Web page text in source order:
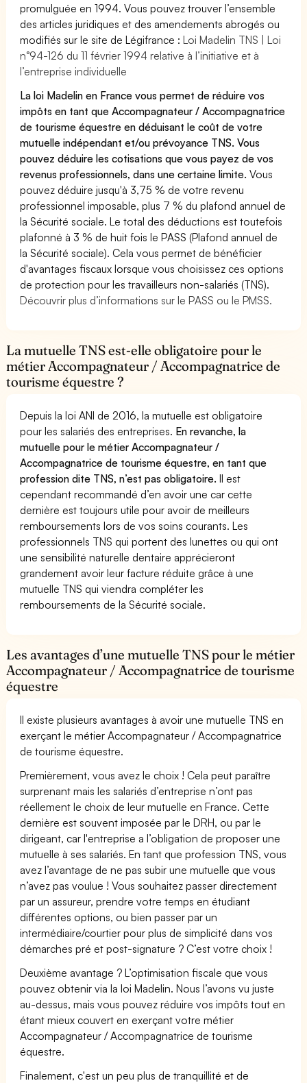
promulguée en 1994. Vous pouvez trouver l’ensemble
des articles juridiques et des amendements abrogés ou
modifiés sur le site de Légifrance :Loi Madelin TNS | Loi
n°94-126 du 11 février 1994 relative à l’initiative et à
l’entreprise individuelle
La loi Madelin en France vous permet de réduire vos
impôts en tant que Accompagnateur / Accompagnatrice
de tourisme équestre en déduisant le coût de votre
mutuelle indépendant et/ou prévoyance TNS. Vous
pouvez déduire les cotisations que vous payez de vos
revenus professionnels, dans une certaine limite.Vous
pouvez déduire jusqu'à 3,75 % de votre revenu
professionnel imposable, plus 7 % du plafond annuel de
la Sécurité sociale. Le total des déductions est toutefois
plafonné à 3 % de huit fois le PASS (Plafond annuel de
la Sécurité sociale). Cela vous permet de bénéficier
d'avantages fiscaux lorsque vous choisissez ces options
de protection pour les travailleurs non-salariés (TNS).
Découvrir plus d’informations sur le PASS ou le PMSS.
La mutuelle TNS est-elle obligatoire pour le
métier Accompagnateur / Accompagnatrice de
tourisme équestre ?
Depuis la loi ANI de 2016, la mutuelle est obligatoire
pour les salariés des entreprises. En revanche, la
mutuelle pour le métier Accompagnateur /
Accompagnatrice de tourisme équestre, en tant que
profession dite TNS, n’est pas obligatoire.Il est
cependant recommandé d’en avoir une car cette
dernière est toujours utile pour avoir de meilleurs
remboursements lors de vos soins courants. Les
professionnels TNS qui portent des lunettes ou qui ont
une sensibilité naturelle dentaire apprécieront
grandement avoir leur facture réduite grâce à une
mutuelle TNS qui viendra compléter les
remboursements de la Sécurité sociale.
Les avantages d’une mutuelle TNS pour le métier
Accompagnateur / Accompagnatrice de tourisme
équestre
Il existe plusieurs avantages à avoir une mutuelle TNS en
exerçant le métier Accompagnateur / Accompagnatrice
de tourisme équestre.
Premièrement, vous avez le choix ! Cela peut paraître
surprenant mais les salariés d’entreprise n’ont pas
réellement le choix de leur mutuelle en France. Cette
dernière est souvent imposée par le DRH, ou par le
dirigeant, car l'entreprise a l’obligation de proposer une
mutuelle à ses salariés. En tant que profession TNS, vous
avez l’avantage de ne pas subir une mutuelle que vous
n’avez pas voulue ! Vous souhaitez passer directement
par un assureur, prendre votre temps en étudiant
différentes options, ou bien passer par un
intermédiaire/courtier pour plus de simplicité dans vos
démarches pré et post-signature ? C’est votre choix !
Deuxième avantage ? L’optimisation fiscale que vous
pouvez obtenir via la loi Madelin. Nous l’avons vu juste
au-dessus, mais vous pouvez réduire vos impôts tout en
étant mieux couvert en exerçant votre métier
Accompagnateur / Accompagnatrice de tourisme
équestre.
Finalement, c'est un peu plus de tranquillité et de